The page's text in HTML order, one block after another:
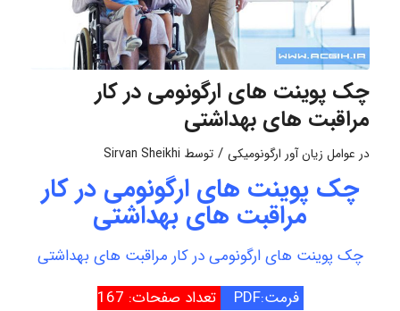
چک پوینت های ارگونومی در کار
مراقبت های بهداشتی
در عوامل زیان آور ارگونومیکی / توسط Sirvan Sheikhi
چک پوینت های ارگونومی در کار
مراقبت های بهداشتی
چک پوینت های ارگونومی در کار مراقبت های بهداشتی
فرمت:PDF
تعداد صفحات: 167